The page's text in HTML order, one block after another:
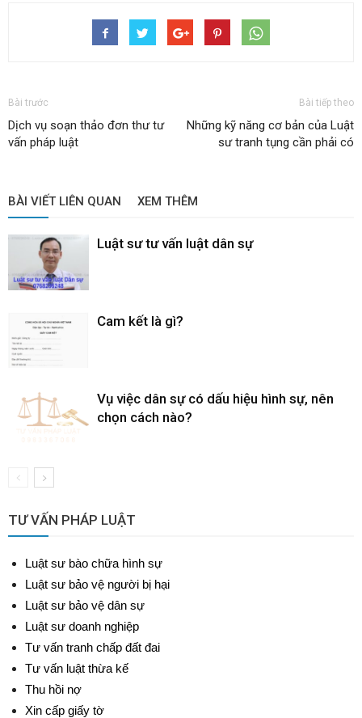
Bài trước
Dịch vụ soạn thảo đơn thư tư
vấn pháp luật
Bài tiếp theo
Những kỹ năng cơ bản của Luật
sư tranh tụng cần phải có
BÀI VIẾT LIÊN QUAN XEM THÊM
Luật sư tư vấn luật dân sự
Cam kết là gì?
Vụ việc dân sự có dấu hiệu hình sự, nên
chọn cách nào?
TƯ VẤN PHÁP LUẬT
Luật sư bào chữa hình sự
Luật sư bảo vệ người bị hại
Luật sư bảo vệ dân sự
Luật sư doanh nghiệp
Tư vấn tranh chấp đất đai
Tư vấn luật thừa kế
Thu hồi nợ
Xin cấp giấy tờ